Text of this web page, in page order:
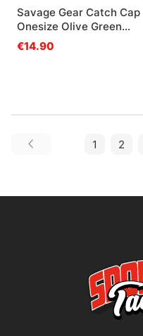
Savage Gear Catch Cap
Onesize Olive Green
Melange
€14.90
1 2